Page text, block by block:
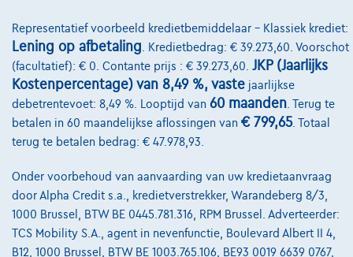
Autosphere Center Liège
Vergelijk
Bekijk wagen
Representatief voorbeeld kredietbemiddelaar – Klassiek krediet:
Lening op afbetaling . Kredietbedrag: € 39.273,60. Voorschot
(facultatief): € 0. Contante prijs : € 39.273,60. JKP (Jaarlijks
Kostenpercentage) van 8,49 %, vaste jaarlijkse
debetrentevoet: 8,49 %. Looptijd van 60 maanden . Terug te
betalen in 60 maandelijkse aflossingen van € 799,65. Totaal
terug te betalen bedrag: € 47.978,93.
Onder voorbehoud van aanvaarding van uw kredietaanvraag
door Alpha Credit s.a., kredietverstrekker, Warandeberg 8/3,
1000 Brussel, BTW BE 0445.781.316, RPM Brussel. Adverteerder:
TCS Mobility S.A., agent in nevenfunctie, Boulevard Albert II 4,
B12, 1000 Brussel, BTW BE 1003.765.106, BE93 0019 6639 0767,